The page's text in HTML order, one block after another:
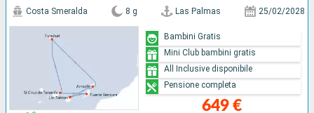
Costa Smeralda 8 g Las Palmas 25/02/2028
649 €
Bambini Gratis
Mini Club bambini gratis
All Inclusive disponibile
Pensione completa